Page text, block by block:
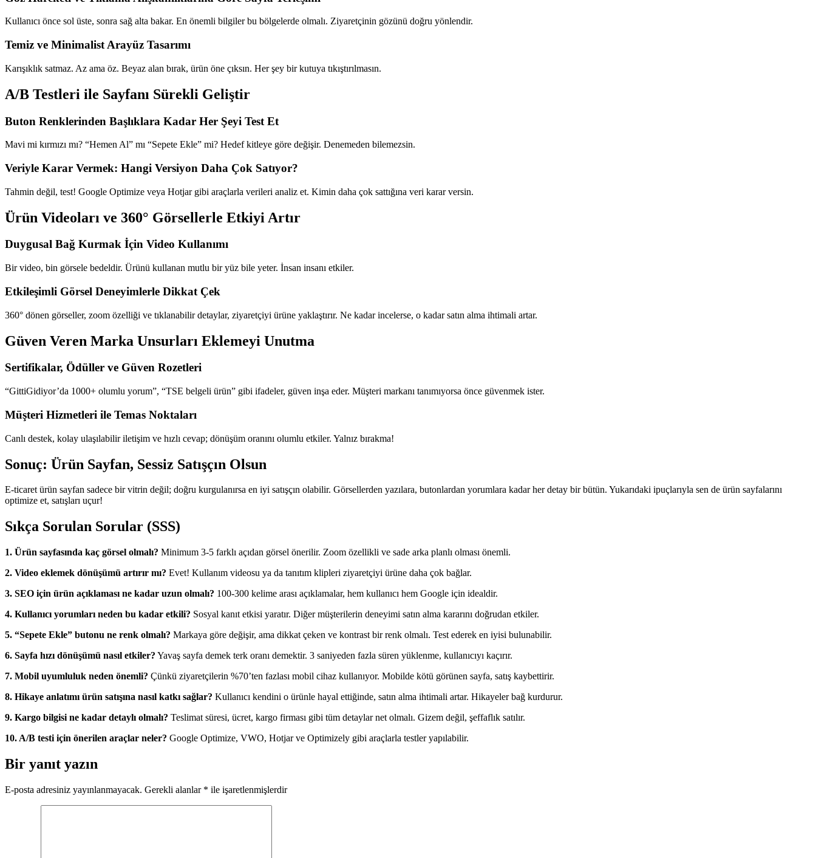
Kullanıcı önce sol üste, sonra sağ alta bakar. En önemli bilgiler bu bölgelerde olmalı. Ziyaretçinin gözünü doğru yönlendir.
Temiz ve Minimalist Arayüz Tasarımı
Karışıklık satmaz. Az ama öz. Beyaz alan bırak, ürün öne çıksın. Her şey bir kutuya tıkıştırılmasın.
A/B Testleri ile Sayfanı Sürekli Geliştir
Buton Renklerinden Başlıklara Kadar Her Şeyi Test Et
Mavi mi kırmızı mı? “Hemen Al” mı “Sepete Ekle” mi? Hedef kitleye göre değişir. Denemeden bilemezsin.
Veriyle Karar Vermek: Hangi Versiyon Daha Çok Satıyor?
Tahmin değil, test! Google Optimize veya Hotjar gibi araçlarla verileri analiz et. Kimin daha çok sattığına veri karar versin.
Ürün Videoları ve 360° Görsellerle Etkiyi Artır
Duygusal Bağ Kurmak İçin Video Kullanımı
Bir video, bin görsele bedeldir. Ürünü kullanan mutlu bir yüz bile yeter. İnsan insanı etkiler.
Etkileşimli Görsel Deneyimlerle Dikkat Çek
360° dönen görseller, zoom özelliği ve tıklanabilir detaylar, ziyaretçiyi ürüne yaklaştırır. Ne kadar incelerse, o kadar satın alma ihtimali artar.
Güven Veren Marka Unsurları Eklemeyi Unutma
Sertifikalar, Ödüller ve Güven Rozetleri
“GittiGidiyor’da 1000+ olumlu yorum”, “TSE belgeli ürün” gibi ifadeler, güven inşa eder. Müşteri markanı tanımıyorsa önce güvenmek ister.
Müşteri Hizmetleri ile Temas Noktaları
Canlı destek, kolay ulaşılabilir iletişim ve hızlı cevap; dönüşüm oranını olumlu etkiler. Yalnız bırakma!
Sonuç: Ürün Sayfan, Sessiz Satışçın Olsun
E-ticaret ürün sayfan sadece bir vitrin değil; doğru kurgulanırsa en iyi satışçın olabilir. Görsellerden yazılara, butonlardan yorumlara kadar her detay bir bütün. Yukarıdaki ipuçlarıyla sen de ürün sayfalarını
optimize et, satışları uçur!
Sıkça Sorulan Sorular (SSS)
1. Ürün sayfasında kaç görsel olmalı? Minimum 3-5 farklı açıdan görsel önerilir. Zoom özellikli ve sade arka planlı olması önemli.
2. Video eklemek dönüşümü artırır mı? Evet! Kullanım videosu ya da tanıtım klipleri ziyaretçiyi ürüne daha çok bağlar.
3. SEO için ürün açıklaması ne kadar uzun olmalı? 100-300 kelime arası açıklamalar, hem kullanıcı hem Google için idealdir.
4. Kullanıcı yorumları neden bu kadar etkili? Sosyal kanıt etkisi yaratır. Diğer müşterilerin deneyimi satın alma kararını doğrudan etkiler.
5. “Sepete Ekle” butonu ne renk olmalı? Markaya göre değişir, ama dikkat çeken ve kontrast bir renk olmalı. Test ederek en iyisi bulunabilir.
6. Sayfa hızı dönüşümü nasıl etkiler? Yavaş sayfa demek terk oranı demektir. 3 saniyeden fazla süren yüklenme, kullanıcıyı kaçırır.
7. Mobil uyumluluk neden önemli? Çünkü ziyaretçilerin %70’ten fazlası mobil cihaz kullanıyor. Mobilde kötü görünen sayfa, satış kaybettirir.
8. Hikaye anlatımı ürün satışına nasıl katkı sağlar? Kullanıcı kendini o ürünle hayal ettiğinde, satın alma ihtimali artar. Hikayeler bağ kurdurur.
9. Kargo bilgisi ne kadar detaylı olmalı? Teslimat süresi, ücret, kargo firması gibi tüm detaylar net olmalı. Gizem değil, şeffaflık satılır.
10. A/B testi için önerilen araçlar neler? Google Optimize, VWO, Hotjar ve Optimizely gibi araçlarla testler yapılabilir.
Bir yanıt yazın
E-posta adresiniz yayınlanmayacak. Gerekli alanlar * ile işaretlenmişlerdir